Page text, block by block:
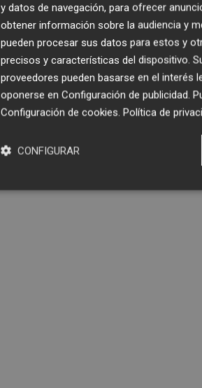
y datos de navegación, para ofrecer
obtener información sobre la audiencia y
pueden procesar sus datos para estos y
precisos y características del dispositivo.
proveedores pueden basarse en el interés
oponerse en Configuración de publicidad.
Configuración de cookies. Política de
CONFIGURAR